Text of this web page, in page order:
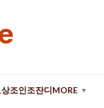
상조인조잔디 MORE ▼